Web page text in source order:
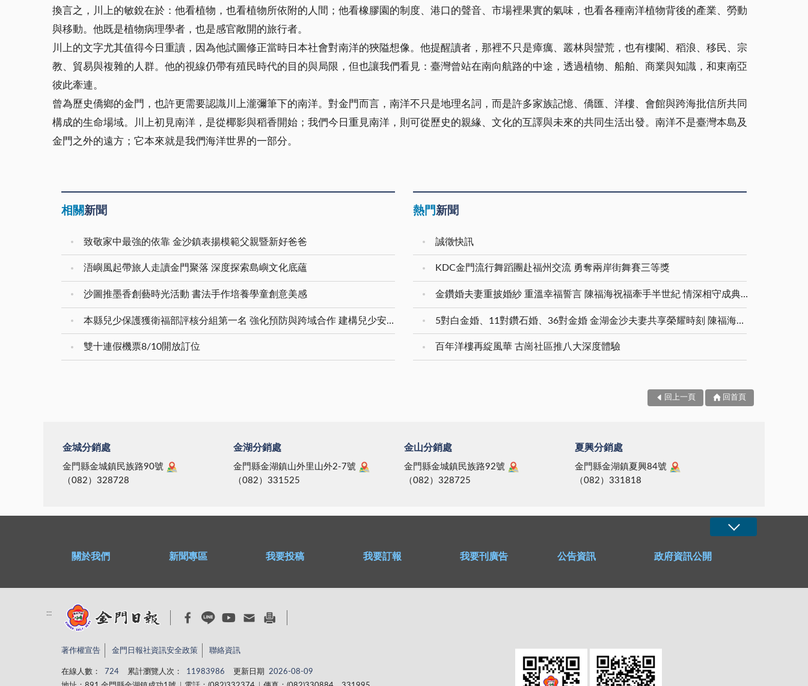
換言之，川上的敏銳在於：他看植物，也看植物所依附的人間；他看橡膠園的制度、港口的聲音、市場裡果實的氣味，也看各種南洋植物背後的產業、勞動
與移動。他既是植物病理學者，也是感官敞開的旅行者。
川上的文字尤其值得今日重讀，因為他試圖修正當時日本社會對南洋的狹隘想像。他提醒讀者，那裡不只是瘴癘、叢林與蠻荒，也有樓閣、稻浪、移民、宗
教、貿易與複雜的人群。他的視線仍帶有殖民時代的目的與局限，但也讓我們看見：臺灣曾站在南向航路的中途，透過植物、船舶、商業與知識，和東南亞
彼此牽連。
曾為歷史僑鄉的金門，也許更需要認識川上瀧彌筆下的南洋。對金門而言，南洋不只是地理名詞，而是許多家族記憶、僑匯、洋樓、會館與跨海批信所共同
構成的生命場域。川上初見南洋，是從椰影與稻香開始；我們今日重見南洋，則可從歷史的親緣、文化的互譯與未來的共同生活出發。南洋不是臺灣本島及
金門之外的遠方；它本來就是我們海洋世界的一部分。
相關新聞
致敬家中最強的依靠 金沙鎮表揚模範父親暨新好爸爸
浯嶼風起帶旅人走讀金門聚落 深度探索島嶼文化底蘊
沙圖推墨香創藝時光活動 書法手作培養學童創意美感
本縣兒少保護獲衛福部評核分組第一名 強化預防與跨域合作 建構兒少安全成長環境
雙十連假機票8/10開放訂位
熱門新聞
誠徵快訊
KDC金門流行舞蹈團赴福州交流 勇奪兩岸街舞賽三等獎
金鑽婚夫妻重披婚紗 重溫幸福誓言 陳福海祝福牽手半世紀 情深相守成典範
5對白金婚、11對鑽石婚、36對金婚 金湖金沙夫妻共享榮耀時刻 陳福海表揚金鑽婚夫妻 向半世紀相守家庭典範致敬
百年洋樓再綻風華 古崗社區推八大深度體驗
回上一頁 回首頁
金城分銷處
金門縣金城鎮民族路90號
（082）328728
金湖分銷處
金門縣金湖鎮山外里山外2-7號
（082）331525
金山分銷處
金門縣金城鎮民族路92號
（082）328725
夏興分銷處
金門縣金湖鎮夏興84號
（082）331818
關於我們 新聞專區 我要投稿 我要訂報 我要刊廣告 公告資訊 政府資訊公開
:::
著作權宣告 金門日報社資訊安全政策 聯絡資訊
在線人數： 724 累計瀏覽人次： 11983986 更新日期
2026-08-09